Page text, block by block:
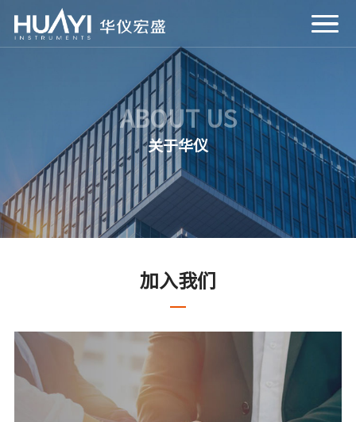
ABOUT US
关于华仪
加入我们